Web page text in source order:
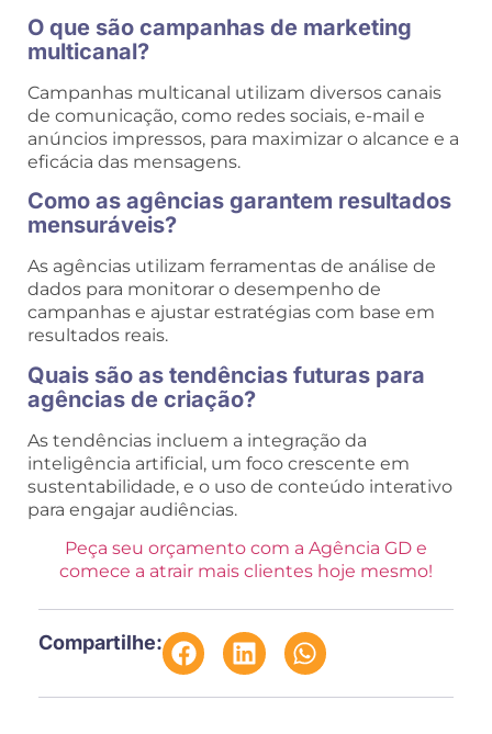
O que são campanhas de marketing
multicanal?
Campanhas multicanal utilizam diversos canais
de comunicação, como redes sociais, e-mail e
anúncios impressos, para maximizar o alcance e a
eficácia das mensagens.
Como as agências garantem resultados
mensuráveis?
As agências utilizam ferramentas de análise de
dados para monitorar o desempenho de
campanhas e ajustar estratégias com base em
resultados reais.
Quais são as tendências futuras para
agências de criação?
As tendências incluem a integração da
inteligência artificial, um foco crescente em
sustentabilidade, e o uso de conteúdo interativo
para engajar audiências.
Peça seu orçamento com a Agência GD e
comece a atrair mais clientes hoje mesmo!
Compartilhe: